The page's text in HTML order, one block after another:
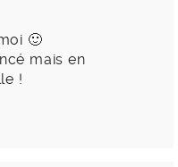
🙂
mais en
!